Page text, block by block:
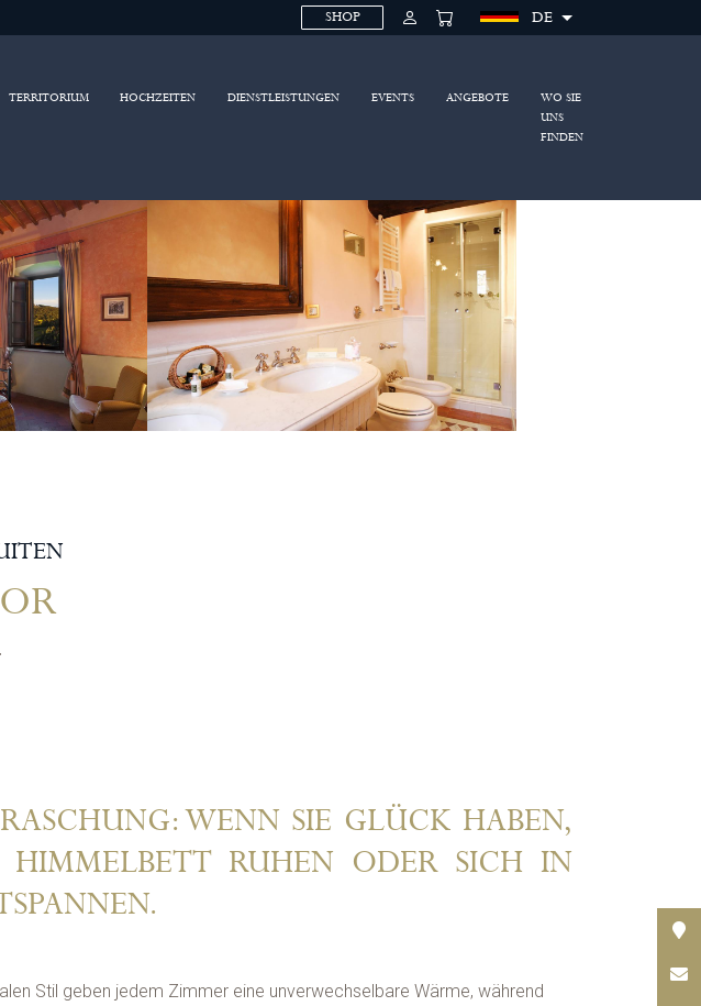
SHOP DE
TERRITORIUM HOCHZEITEN DIENSTLEISTUNGEN EVENTS ANGEBOTE
WO SIE
UNS
FINDEN
WENN SIE GLÜCK HABEN,
RUHEN ODER SICH IN
Stil geben jedem Zimmer eine unverwechselbare Wärme, während